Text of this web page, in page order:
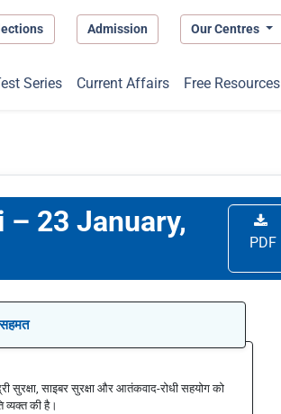
Admission Our Centres
Series Current Affairs Free Resources
23 January,
PDF
साइबर सुरक्षा और आतंकवाद-रोधी सहयोग को
व्यक्त की है।